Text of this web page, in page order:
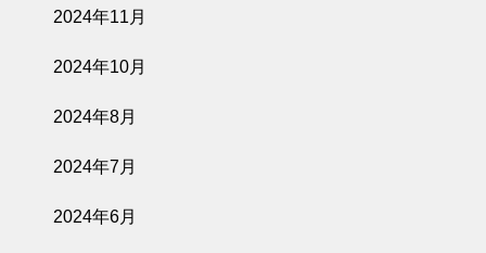
2024年11月
2024年10月
2024年8月
2024年7月
2024年6月